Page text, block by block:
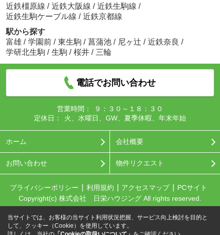
近鉄橿原線 / 近鉄大阪線 / 近鉄生駒線 /
近鉄生駒ケーブル線 / 近鉄京都線
駅から探す
富雄 / 学園前 / 東生駒 / 菖蒲池 / 尼ヶ辻 / 近鉄奈良 /
学研北生駒 / 生駒 / 桜井 / 三輪
電話でお問い合わせ
営業時間：
９：３０～１８：３０
定休日：
火、水曜日、GW、夏季休暇、年末年始
ホーム 会社概要
お問い合わせ 物件リクエスト
プライバシーポリシー 利用規約 アクセスマップ
PCサイト
Copyright(c) 株式会社 日栄ハウジング All rights reserved.
当サイトでは、お客様の当サイト利用状況把握、サービス向上検討を目的と
して、クッキー（Cookie）を使用しています。